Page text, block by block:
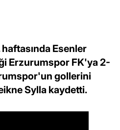
Esenler
Erzurumspor FK'ya 2-
gollerini
Sylla kaydetti.